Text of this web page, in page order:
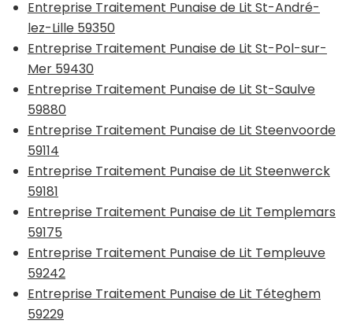
Entreprise Traitement Punaise de Lit St-André-
lez-Lille 59350
Entreprise Traitement Punaise de Lit St-Pol-sur-
Mer 59430
Entreprise Traitement Punaise de Lit St-Saulve
59880
Entreprise Traitement Punaise de Lit Steenvoorde
59114
Entreprise Traitement Punaise de Lit Steenwerck
59181
Entreprise Traitement Punaise de Lit Templemars
59175
Entreprise Traitement Punaise de Lit Templeuve
59242
Entreprise Traitement Punaise de Lit Téteghem
59229